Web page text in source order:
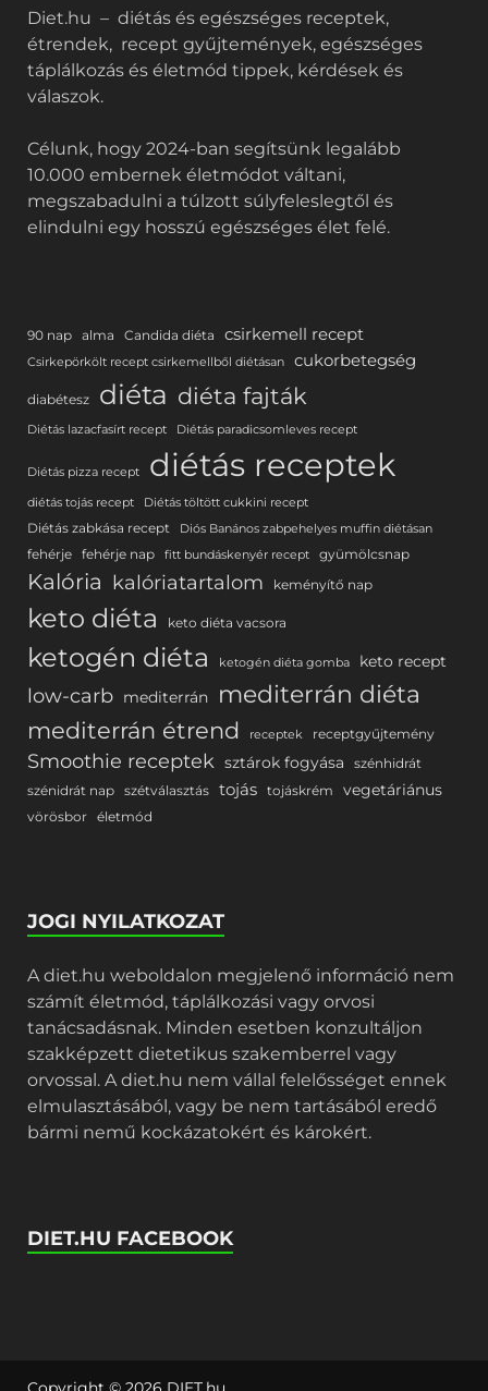
Diet.hu – diétás és egészséges receptek,
étrendek, recept gyűjtemények, egészséges
táplálkozás és életmód tippek, kérdések és
válaszok.
Célunk, hogy 2024-ban segítsünk legalább
10.000 embernek életmódot váltani,
megszabadulni a túlzott súlyfeleslegtől és
elindulni egy hosszú egészséges élet felé.
90 nap alma Candida diéta csirkemell recept
Csirkepörkölt recept csirkemellből diétásan cukorbetegség
diabétesz diéta diéta fajták
Diétás lazacfasírt recept Diétás paradicsomleves recept
Diétás pizza recept diétás receptek
diétás tojás recept Diétás töltött cukkini recept
Diétás zabkása recept Diós Banános zabpehelyes muffin diétásan
fehérje fehérje nap fitt bundáskenyér recept gyümölcsnap
Kalória kalóriatartalom keményítő nap
keto diéta keto diéta vacsora
ketogén diéta ketogén diéta gomba keto recept
low-carb mediterrán mediterrán diéta
mediterrán étrend receptek receptgyűjtemény
Smoothie receptek sztárok fogyása
szénhidrát
szénidrát nap szétválasztás tojás tojáskrém vegetáriánus
vörösbor életmód
JOGI NYILATKOZAT
A diet.hu weboldalon megjelenő információ nem
számít életmód, táplálkozási vagy orvosi
tanácsadásnak. Minden esetben konzultáljon
szakképzett dietetikus szakemberrel vagy
orvossal. A diet.hu nem vállal felelősséget ennek
elmulasztásából, vagy be nem tartásából eredő
bármi nemű kockázatokért és károkért.
DIET.HU FACEBOOK